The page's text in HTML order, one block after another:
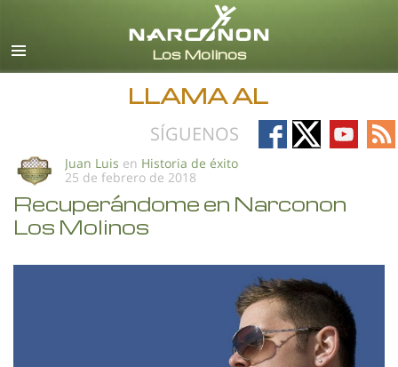
Español (Castellano)
Todas las Regiones/Idiomas
LLAMA AL
SÍGUENOS
Follow
on
Follow
on
Follow
on
on
Juan Luis en Historia de éxito
25 de febrero de 2018
Recuperándome en Narconon
Los Molinos